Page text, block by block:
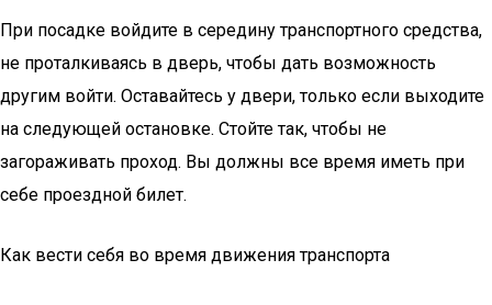
При посадке войдите в середину транспортного средства,
не проталкиваясь в дверь, чтобы дать возможность
другим войти. Оставайтесь у двери, только если выходите
на следующей остановке. Стойте так, чтобы не
загораживать проход. Вы должны все время иметь при
себе проездной билет.
Как вести себя во время движения транспорта